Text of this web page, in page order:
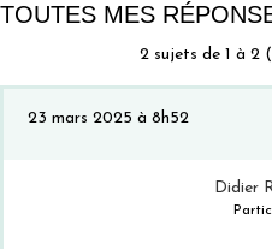
TOUTES MES
2 sujets de 1 à 2
23 mars 2025 à 8h52
Didier